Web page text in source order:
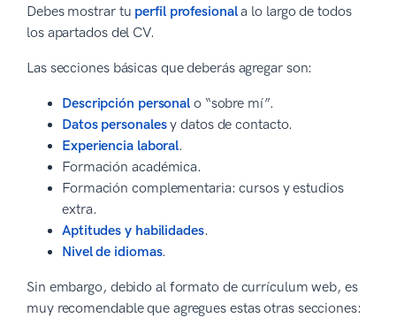
Debes mostrar tu perfil profesionala lo largo de todos
los apartados del CV.
Las secciones básicas que deberás agregar son:
Descripción personal o “sobre mí”.
Datos personalesy datos de contacto.
Experiencia laboral.
Formación académica.
Formación complementaria: cursos y estudios
extra.
Aptitudes y habilidades.
Nivel de idiomas.
Sin embargo, debido al formato de currículum web, es
muy recomendable que agregues estas otras secciones: